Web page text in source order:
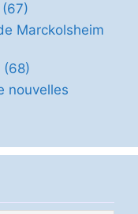
Marckolsheim
(68)
nouvelles